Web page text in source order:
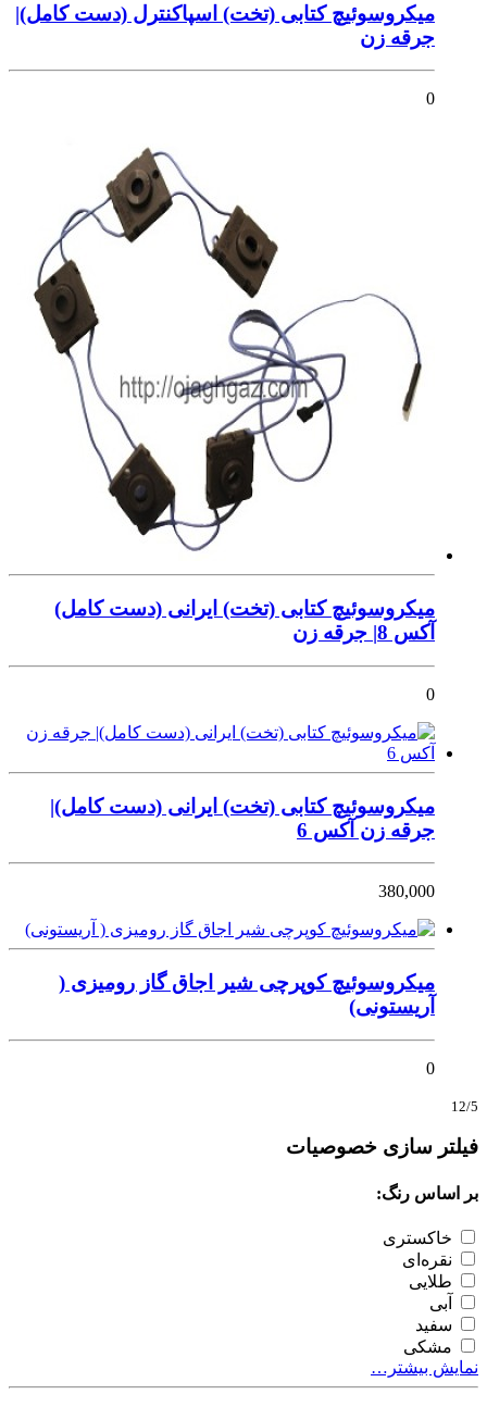
میکروسوئیچ کتابی (تخت) اسپاکنترل (دست کامل)|
جرقه زن
0
میکروسوئیچ کتابی (تخت) ایرانی (دست کامل)
آکس 8| جرقه زن
0
میکروسوئیچ کتابی (تخت) ایرانی (دست کامل)|
جرقه زن آکس 6
380,000
میکروسوئیچ کوپرچی شیر اجاق گاز رومیزی (
آریستونی)
0
12/5
فیلتر سازی خصوصیات
بر اساس رنگ:
خاکستری
نقره‌ای
طلایی
آبی
سفید
مشکی
نمایش بیشتر…